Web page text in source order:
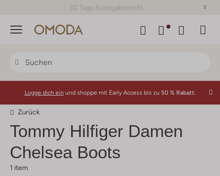
30 Tage Rückgaberecht
Menü
Logge dich ein und shoppe mit Early Access bis zu 50 % Rabatt.
Zurück
Tommy Hilfiger Damen
Chelsea Boots
1 item